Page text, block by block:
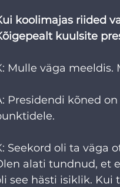
koolimajas riided
kuulsite
Mulle väga
Presidendi kõned
Seekord oli ta väga
alati tundnud, et
see hästi isiklik. Kui